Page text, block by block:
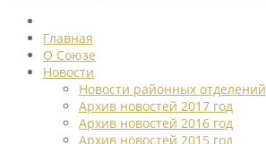
Главная
О Союзе
Новости
Новости районных отделений
Архив новостей 2017 год
Архив новостей 2016 год
Архив новостей 2015 год